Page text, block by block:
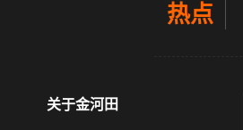
热点
关于金河田